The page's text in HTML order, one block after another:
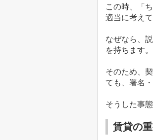
この時、「
適当に考え
なぜなら、
を持ちます。
そのため、
ても、署名
そうした事
賃貸の